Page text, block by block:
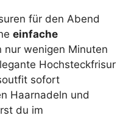
für den Abend
einfache
nur wenigen Minuten
Hochsteckfrisur
sofort
Haarnadeln und
du im